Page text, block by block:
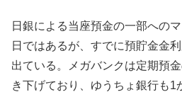
日銀による当座預金の一部への
日ではあるが、すでに預貯金金
出ている。メガバンクは定期預
き下げており、ゆうちょ銀行も1